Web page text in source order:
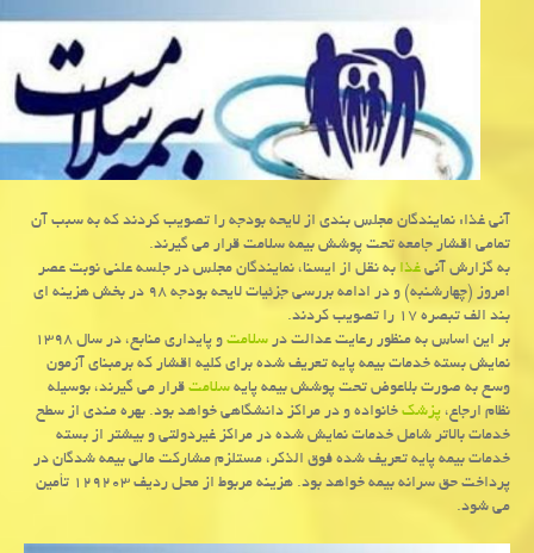
آنی غذا: نمایندگان مجلس بندی از لایحه بودجه را تصویب كردند كه به سبب آن
تمامی اقشار جامعه تحت پوشش بیمه سلامت قرار می گیرند.
به گزارش آنیغذابه نقل از ایسنا، نمایندگان مجلس در جلسه علنی نوبت عصر
امروز (چهارشنبه) و در ادامه بررسی جزئیات لایحه بودجه ۹۸ در بخش هزینه ای
بند الف تبصره ۱۷ را تصویب كردند.
بر این اساس به منظور رعایت عدالت درسلامت
و پایداری منابع، در سال ۱۳۹۸
نمایش بسته خدمات بیمه پایه تعریف شده برای كلیه اقشار كه برمبنای آزمون
وسع به صورت بلاعوض تحت پوشش بیمه پایهسلامتقرار می گیرند، بوسیله
نظام ارجاع،پزشكخانواده و در مراكز دانشگاهی خواهد بود. بهره مندی از سطح
خدمات بالاتر شامل خدمات نمایش شده در مراكز غیردولتی و بیشتر از بسته
خدمات بیمه پایه تعریف شده فوق الذكر، مستلزم مشاركت مالی بیمه شدگان در
پرداخت حق سرانه بیمه خواهد بود. هزینه مربوط از محل ردیف ۱۲۹۲۰۳ تأمین
می شود.